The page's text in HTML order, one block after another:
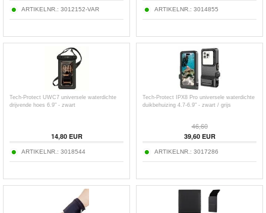
ARTIKELNR.: 3012152-VAR ARTIKELNR.: 3014855
Tech-Protect UWC7 universele waterdichte
drijvende hoes 6.9" - zwart
14,80EUR
ARTIKELNR.: 3018544
Tech-Protect IPX8 Pro universele waterdichte
duikbehuizing 4.7-6.9" - zwart / grijs
46,60
39,60EUR
ARTIKELNR.: 3017286